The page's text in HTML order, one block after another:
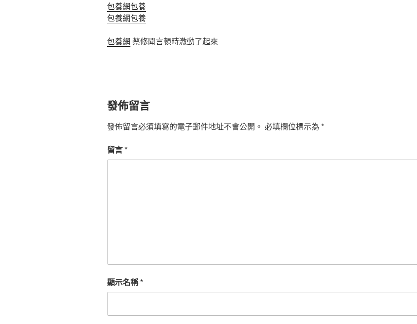
包養網包養
包養網包養
包養網 蔡修聞言頓時激動了起來
發佈留言
發佈留言必須填寫的電子郵件地址不會公開。 必填欄位標示為 *
留言*
顯示名稱*